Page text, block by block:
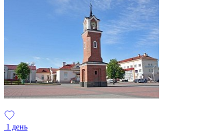
1 день